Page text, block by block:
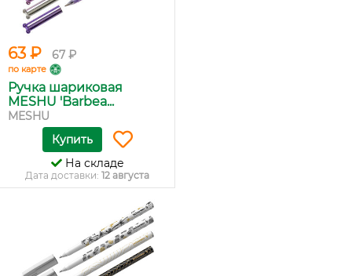
63 ₽ 67 ₽
по карте
Ручка шариковая
MESHU 'Barbea...
MESHU
Купить
На складе
Дата доставки: 12 августа